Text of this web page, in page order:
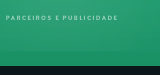
PARCEIROS E PUBLICIDADE